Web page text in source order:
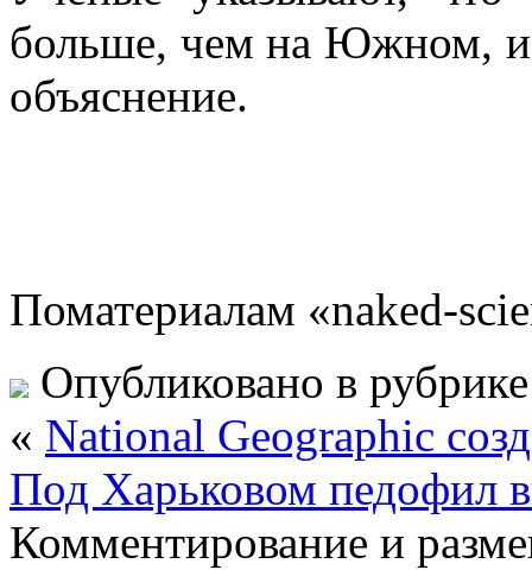
больше, чем на Южном, и
объяснение.
Поматериалам «naked-
Опубликовано в
« National Geographic
Под Харьковом педофил
Комментирование и